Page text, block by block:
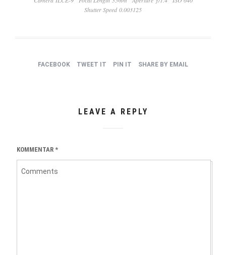
Shutter Speed 0.003125
FACEBOOK TWEET IT PIN IT SHARE BY EMAIL
LEAVE A REPLY
KOMMENTAR *